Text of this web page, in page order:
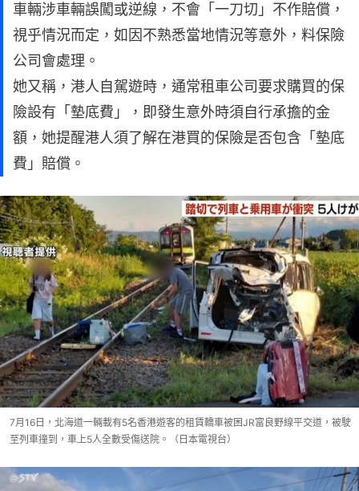
車輛涉車輛誤闖或逆線，不會「一刀切」不作賠償，
視乎情況而定，如因不熟悉當地情況等意外，料保險
公司會處理。
她又稱，港人自駕遊時，通常租車公司要求購買的保
險設有「墊底費」，即發生意外時須自行承擔的金
額，她提醒港人須了解在港買的保險是否包含「墊底
費」賠償。
7月16日，北海道一輛載有5名香港遊客的租賃轎車被困JR富良野線平交道，被駛
至列車撞到，車上5人全數受傷送院。（日本電視台）